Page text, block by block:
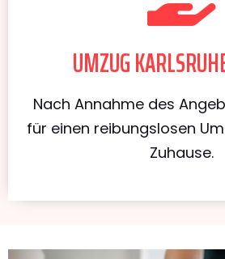
UMZUG
Nach Annahme des
für einen reibungslosen
Zuhause.